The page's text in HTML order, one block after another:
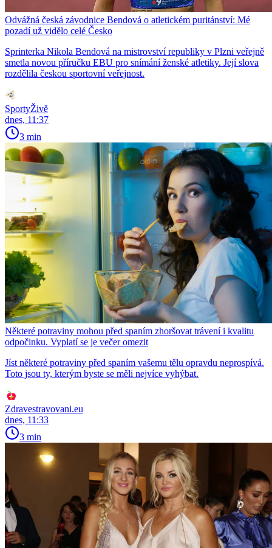
Odvážná česká závodnice Bendová o atletickém puritánství: Mé
pozadí už vidělo celé Česko
Sprinterka Nikola Bendová na mistrovství republiky v Plzni veřejně
smetla novou příručku EBU pro snímání ženské atletiky. Její slova
rozdělila českou sportovní veřejnost.
SportyŽivě
dnes, 11:37
3 min
Některé potraviny mohou před spaním zhoršovat trávení i kvalitu
odpočinku. Vyplatí se je večer omezit
Jíst některé potraviny před spaním vašemu tělu opravdu neprospívá.
Toto jsou ty, kterým byste se měli nejvíce vyhýbat.
Zdravestravovani.eu
dnes, 11:33
3 min